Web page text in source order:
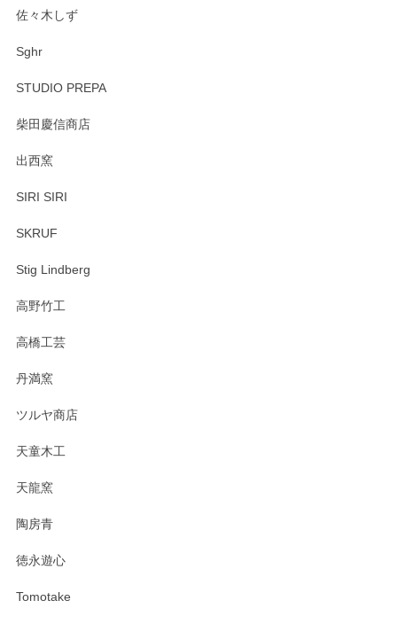
佐々木しず
Sghr
STUDIO PREPA
柴田慶信商店
出西窯
SIRI SIRI
SKRUF
Stig Lindberg
高野竹工
高橋工芸
丹満窯
ツルヤ商店
天童木工
天龍窯
陶房青
徳永遊心
Tomotake